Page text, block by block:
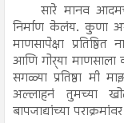
सारे मानव
निर्माण केलंय. कुणा
माणसापेक्षा
आणि गोर्‍या माणसाला
सगळ्या प्रतिष्ठा मी
अल्लाहनं तुमच्या
बापजाद्यांच्या